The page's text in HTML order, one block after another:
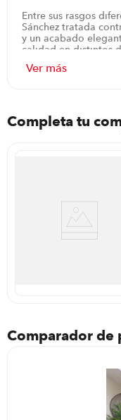
Entre sus rasgos
Sánchez tratada
y un acabado
calidad en distintos
ortopédica ofrece
En escenarios de
para reuniones
descanso junto a la
cómoda y a la
garantía de 12
la confianza en una
Completa tu
Comparador de